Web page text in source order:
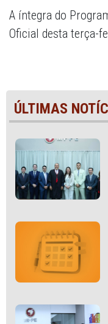
A íntegra do
Oficial desta terça-
ÚLTIMAS